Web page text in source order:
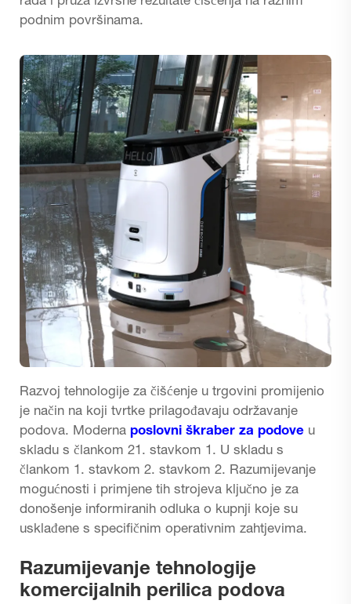
podnim površinama.
Razvoj tehnologije za čišćenje u trgovini promijenio
je način na koji tvrtke prilagođavaju održavanje
podova. Moderna poslovni škraber za podove u
skladu s člankom 21. stavkom 1. U skladu s
člankom 1. stavkom 2. stavkom 2. Razumijevanje
mogućnosti i primjene tih strojeva ključno je za
donošenje informiranih odluka o kupnji koje su
usklađene s specifičnim operativnim zahtjevima.
Razumijevanje tehnologije
komercijalnih perilica podova